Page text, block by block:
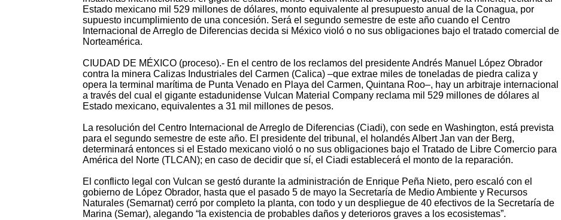
Estado mexicano mil 529 millones de dólares, monto equivalente al presupuesto anual de la Conagua, por
supuesto incumplimiento de una concesión. Será el segundo semestre de este año cuando el Centro
Internacional de Arreglo de Diferencias decida si México violó o no sus obligaciones bajo el tratado comercial de
Norteamérica.
CIUDAD DE MÉXICO (proceso).- En el centro de los reclamos del presidente Andrés Manuel López Obrador
contra la minera Calizas Industriales del Carmen (Calica) –que extrae miles de toneladas de piedra caliza y
opera la terminal marítima de Punta Venado en Playa del Carmen, Quintana Roo–, hay un arbitraje internacional
a través del cual el gigante estadunidense Vulcan Material Company reclama mil 529 millones de dólares al
Estado mexicano, equivalentes a 31 mil millones de pesos.
La resolución del Centro Internacional de Arreglo de Diferencias (Ciadi), con sede en Washington, está prevista
para el segundo semestre de este año. El presidente del tribunal, el holandés Albert Jan van der Berg,
determinará entonces si el Estado mexicano violó o no sus obligaciones bajo el Tratado de Libre Comercio para
América del Norte (TLCAN); en caso de decidir que sí, el Ciadi establecerá el monto de la reparación.
El conflicto legal con Vulcan se gestó durante la administración de Enrique Peña Nieto, pero escaló con el
gobierno de López Obrador, hasta que el pasado 5 de mayo la Secretaría de Medio Ambiente y Recursos
Naturales (Semarnat) cerró por completo la planta, con todo y un despliegue de 40 efectivos de la Secretaría de
Marina (Semar), alegando “la existencia de probables daños y deterioros graves a los ecosistemas”.